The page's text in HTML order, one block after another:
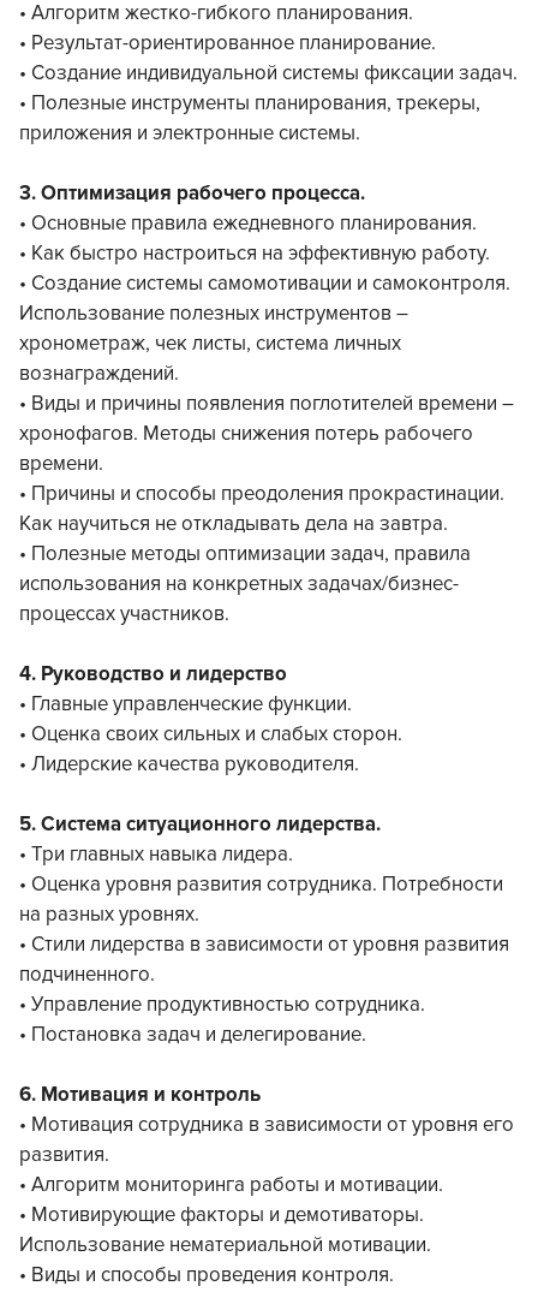
• Алгоритм жестко-гибкого планирования.
• Результат-ориентированное планирование.
• Создание индивидуальной системы фиксации задач.
• Полезные инструменты планирования, трекеры,
приложения и электронные системы.
3. Оптимизация рабочего процесса.
• Основные правила ежедневного планирования.
• Как быстро настроиться на эффективную работу.
• Создание системы самомотивации и самоконтроля.
Использование полезных инструментов –
хронометраж, чек листы, система личных
вознаграждений.
• Виды и причины появления поглотителей времени –
хронофагов. Методы снижения потерь рабочего
времени.
• Причины и способы преодоления прокрастинации.
Как научиться не откладывать дела на завтра.
• Полезные методы оптимизации задач, правила
использования на конкретных задачах/бизнес-
процессах участников.
4. Руководство и лидерство
• Главные управленческие функции.
• Оценка своих сильных и слабых сторон.
• Лидерские качества руководителя.
5. Система ситуационного лидерства.
• Три главных навыка лидера.
• Оценка уровня развития сотрудника. Потребности
на разных уровнях.
• Стили лидерства в зависимости от уровня развития
подчиненного.
• Управление продуктивностью сотрудника.
• Постановка задач и делегирование.
6. Мотивация и контроль
• Мотивация сотрудника в зависимости от уровня его
развития.
• Алгоритм мониторинга работы и мотивации.
• Мотивирующие факторы и демотиваторы.
Использование нематериальной мотивации.
• Виды и способы проведения контроля.